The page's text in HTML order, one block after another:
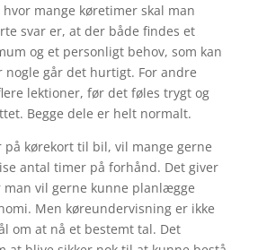
mange køretimer skal man
svar er, at der både findes et
og et personligt behov, som kan
nogle går det hurtigt. For andre
lektioner, før det føles trygt og
Begge dele er helt normalt.
på kørekort til bil, vil mange gerne
antal timer på forhånd. Det giver
man vil gerne kunne planlægge
Men køreundervisning er ikke
om at nå et bestemt tal. Det